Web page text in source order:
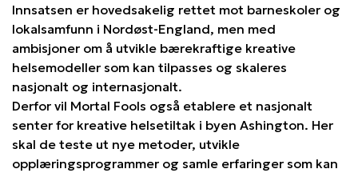
Innsatsen er hovedsakelig rettet mot barneskoler og
lokalsamfunn i Nordøst-England, men med
ambisjoner om å utvikle bærekraftige kreative
helsemodeller som kan tilpasses og skaleres
nasjonalt og internasjonalt.
Derfor vil Mortal Fools også etablere et nasjonalt
senter for kreative helsetiltak i byen Ashington. Her
skal de teste ut nye metoder, utvikle
opplæringsprogrammer og samle erfaringer som kan